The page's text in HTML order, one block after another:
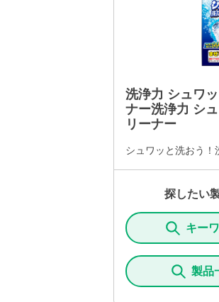
洗浄力 シュワ
ナー洗浄力 シ
リーナー
シュワッと洗おう！
探したい
キー
製品